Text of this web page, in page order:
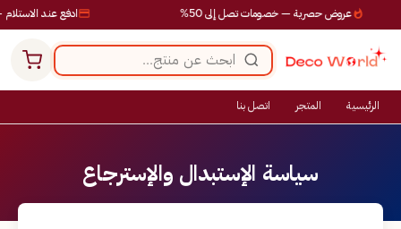
ادفع عند الاستلام عروض حصرية — خصومات تصل إلى 50%
الرئيسية المتجر اتصل بنا
سياسة الإستبدال والإسترجاع